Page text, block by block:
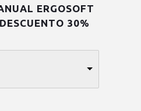
ERGOSOFT
30%